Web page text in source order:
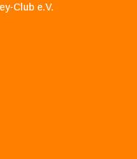
Club e.V.